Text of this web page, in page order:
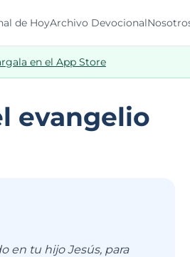
de HoyArchivo Devocional
en el App Store
evangelio
en tu hijo Jesús, para